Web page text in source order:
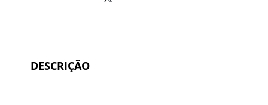
DESCRIÇÃO